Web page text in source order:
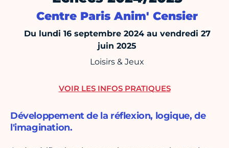
Centre Paris Anim' Censier
Du lundi 16 septembre 2024 au vendredi 27
juin 2025
Loisirs & Jeux
Développement de la réflexion, logique, de
l'imagination.
VOIR LES INFOS PRATIQUES